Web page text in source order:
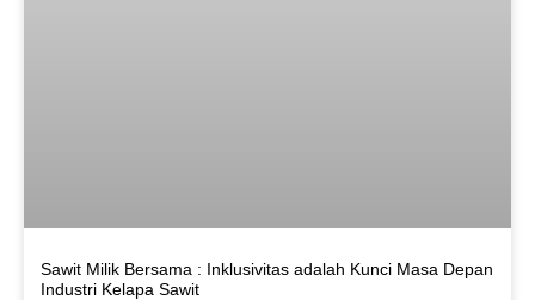
Sawit Milik Bersama : Inklusivitas adalah Kunci Masa Depan
Industri Kelapa Sawit